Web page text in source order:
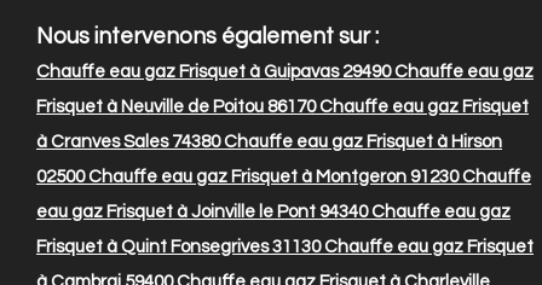
Nous intervenons également sur :
Chauffe eau gaz Frisquet à Guipavas 29490Chauffe eau gaz
Frisquet à Neuville de Poitou 86170Chauffe eau gaz Frisquet
à Cranves Sales 74380Chauffe eau gaz Frisquet à Hirson
02500Chauffe eau gaz Frisquet à Montgeron 91230Chauffe
eau gaz Frisquet à Joinville le Pont 94340Chauffe eau gaz
Frisquet à Quint Fonsegrives 31130Chauffe eau gaz Frisquet